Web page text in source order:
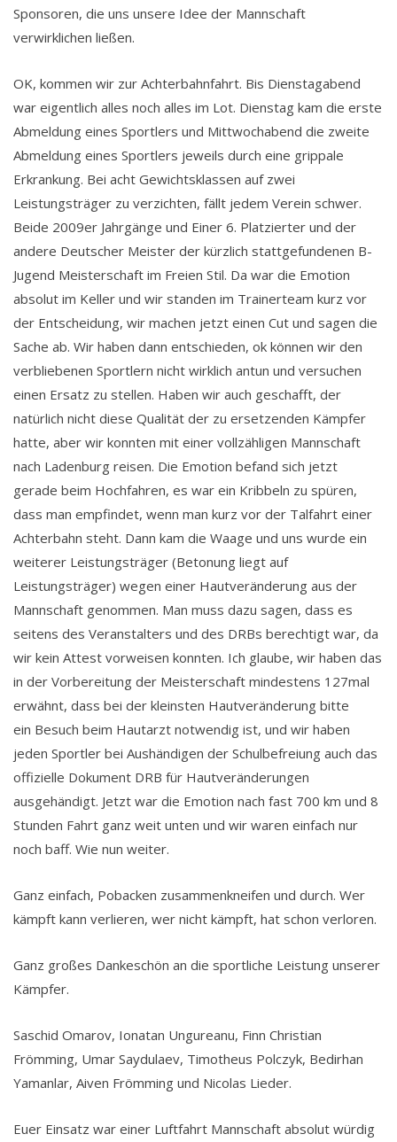
Sponsoren, die uns unsere Idee der Mannschaft
verwirklichen ließen.
OK, kommen wir zur Achterbahnfahrt. Bis Dienstagabend
war eigentlich alles noch alles im Lot. Dienstag kam die erste
Abmeldung eines Sportlers und Mittwochabend die zweite
Abmeldung eines Sportlers jeweils durch eine grippale
Erkrankung. Bei acht Gewichtsklassen auf zwei
Leistungsträger zu verzichten, fällt jedem Verein schwer.
Beide 2009er Jahrgänge und Einer 6. Platzierter und der
andere Deutscher Meister der kürzlich stattgefundenen B-
Jugend Meisterschaft im Freien Stil. Da war die Emotion
absolut im Keller und wir standen im Trainerteam kurz vor
der Entscheidung, wir machen jetzt einen Cut und sagen die
Sache ab. Wir haben dann entschieden, ok können wir den
verbliebenen Sportlern nicht wirklich antun und versuchen
einen Ersatz zu stellen. Haben wir auch geschafft, der
natürlich nicht diese Qualität der zu ersetzenden Kämpfer
hatte, aber wir konnten mit einer vollzähligen Mannschaft
nach Ladenburg reisen. Die Emotion befand sich jetzt
gerade beim Hochfahren, es war ein Kribbeln zu spüren,
dass man empfindet, wenn man kurz vor der Talfahrt einer
Achterbahn steht. Dann kam die Waage und uns wurde ein
weiterer Leistungsträger (Betonung liegt auf
Leistungsträger) wegen einer Hautveränderung aus der
Mannschaft genommen. Man muss dazu sagen, dass es
seitens des Veranstalters und des DRBs berechtigt war, da
wir kein Attest vorweisen konnten. Ich glaube, wir haben das
in der Vorbereitung der Meisterschaft mindestens 127mal
erwähnt, dass bei der kleinsten Hautveränderung bitte
ein Besuch beim Hautarzt notwendig ist, und wir haben
jeden Sportler bei Aushändigen der Schulbefreiung auch das
offizielle Dokument DRB für Hautveränderungen
ausgehändigt. Jetzt war die Emotion nach fast 700 km und 8
Stunden Fahrt ganz weit unten und wir waren einfach nur
noch baff. Wie nun weiter.
Ganz einfach, Pobacken zusammenkneifen und durch. Wer
kämpft kann verlieren, wer nicht kämpft, hat schon verloren.
Ganz großes Dankeschön an die sportliche Leistung unserer
Kämpfer.
Saschid Omarov, Ionatan Ungureanu, Finn Christian
Frömming, Umar Saydulaev, Timotheus Polczyk, Bedirhan
Yamanlar, Aiven Frömming und Nicolas Lieder.
Euer Einsatz war einer Luftfahrt Mannschaft absolut würdig